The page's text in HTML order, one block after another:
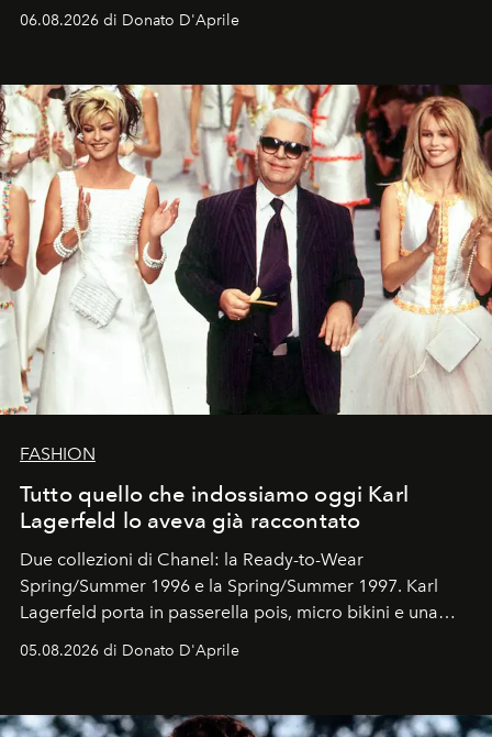
Italia la sua style evolution.
06.08.2026 di Donato D'Aprile
FASHION
Tutto quello che indossiamo oggi Karl
Lagerfeld lo aveva già raccontato
Due collezioni di Chanel: la Ready-to-Wear
Spring/Summer 1996 e la Spring/Summer 1997. Karl
Lagerfeld porta in passerella pois, micro bikini e una
logomania pensata per la spiaggia
Kate, Claudia e Carla una dietro l'altra. Trent'anni dopo,
uno dei documenti più contemporanei che abbiamo.
05.08.2026 di Donato D'Aprile